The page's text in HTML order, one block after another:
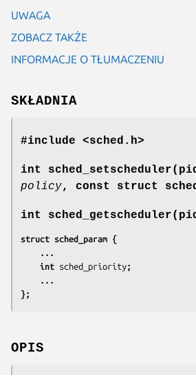
UWAGA
ZOBACZ TAKŻE
INFORMACJE O TŁUMACZENIU
SKŁADNIA
#include <sched.h>
int
policy, const struct
int
struct sched_param {
	...
	int
sched_priority;
	...
};
OPIS